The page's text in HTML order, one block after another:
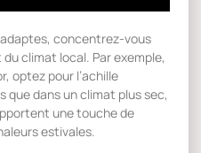
concentrez-vous
climat local. Par exemple,
optez pour l’achille
que dans un climat plus sec,
une touche de
estivales.